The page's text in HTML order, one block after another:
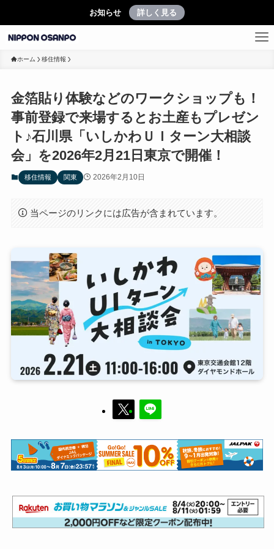
お知らせ 詳しく見る
ホーム 移住情報
金箔貼り体験などのワークショップも！
事前登録で来場するとお土産もプレゼン
ト♪石川県「いしかわＵＩターン大相談
会」を2026年2月21日東京で開催！
移住情報 関東 2026年2月10日
当ページのリンクには広告が含まれています。